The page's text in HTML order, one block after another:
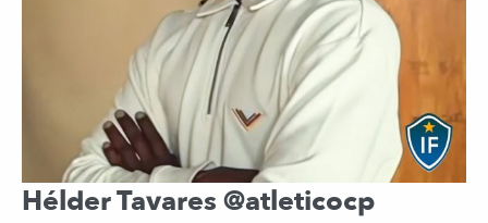
Hélder Tavares @atleticocp